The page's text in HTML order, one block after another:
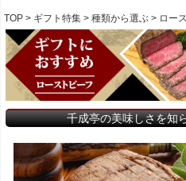
TOP ギフト特集 種類から選ぶ ロー
千成亭の美味しさを知